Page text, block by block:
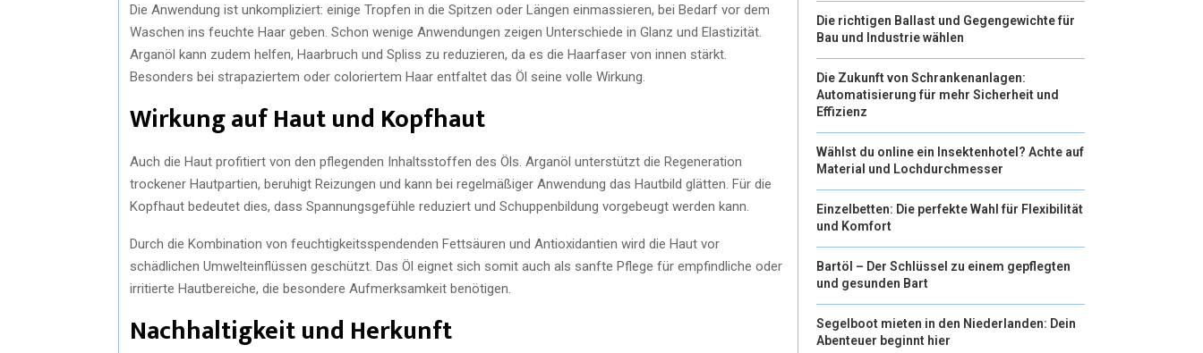
Die Anwendung ist unkompliziert: einige Tropfen in die Spitzen oder Längen einmassieren, bei Bedarf vor dem
Waschen ins feuchte Haar geben. Schon wenige Anwendungen zeigen Unterschiede in Glanz und Elastizität.
Arganöl kann zudem helfen, Haarbruch und Spliss zu reduzieren, da es die Haarfaser von innen stärkt.
Besonders bei strapaziertem oder coloriertem Haar entfaltet das Öl seine volle Wirkung.
Wirkung auf Haut und Kopfhaut
Auch die Haut profitiert von den pflegenden Inhaltsstoffen des Öls. Arganöl unterstützt die Regeneration
trockener Hautpartien, beruhigt Reizungen und kann bei regelmäßiger Anwendung das Hautbild glätten. Für die
Kopfhaut bedeutet dies, dass Spannungsgefühle reduziert und Schuppenbildung vorgebeugt werden kann.
Durch die Kombination von feuchtigkeitsspendenden Fettsäuren und Antioxidantien wird die Haut vor
schädlichen Umwelteinflüssen geschützt. Das Öl eignet sich somit auch als sanfte Pflege für empfindliche oder
irritierte Hautbereiche, die besondere Aufmerksamkeit benötigen.
Nachhaltigkeit und Herkunft
Die richtigen Ballast und Gegengewichte für
Bau und Industrie wählen
Die Zukunft von Schrankenanlagen:
Automatisierung für mehr Sicherheit und
Effizienz
Wählst du online ein Insektenhotel? Achte auf
Material und Lochdurchmesser
Einzelbetten: Die perfekte Wahl für Flexibilität
und Komfort
Bartöl – Der Schlüssel zu einem gepflegten
und gesunden Bart
Segelboot mieten in den Niederlanden: Dein
Abenteuer beginnt hier